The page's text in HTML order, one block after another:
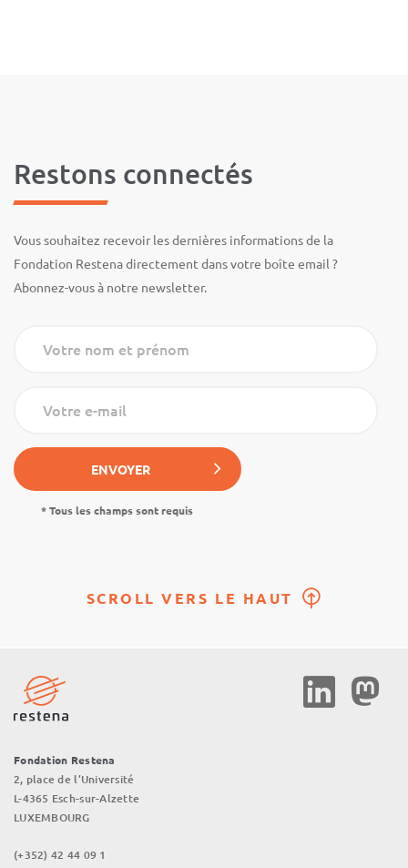
Restons connectés
Vous souhaitez recevoir les dernières informations de la
Fondation Restena directement dans votre boîte email ?
Abonnez-vous à notre newsletter.
Votre nom et prénom
Votre e-mail
ENVOYER
* Tous les champs sont requis
SCROLL VERS LE HAUT
Fondation Restena
2, place de l’Université
L-4365 Esch-sur-Alzette
LUXEMBOURG
(+352) 42 44 09 1
Social
Media